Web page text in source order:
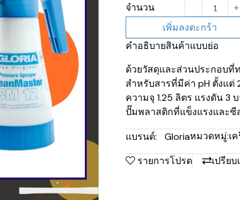
จำนวน
เพิ่มลงตะกร้า
คำอธิบายสินค้าแบบย่อ
ด้วยวัสดุและส่วนประกอบที่
สำหรับสารที่มีค่า pH ตั้งแต่
ความจุ 1.25 ลิตร แรงดัน 3
ปั๊มพลาสติกที่แข็งแรงและซี
แบรนด์:
Gloriaหมวดหมู่:เ
รายการโปรด
เปรียบ